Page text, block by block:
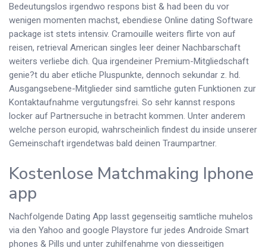
Bedeutungslos irgendwo respons bist & had been du vor
wenigen momenten machst, ebendiese Online dating Software
package ist stets intensiv. Cramouille weiters flirte von auf
reisen, retrieval American singles leer deiner Nachbarschaft
weiters verliebe dich. Qua irgendeiner Premium-Mitgliedschaft
genie?t du aber etliche Pluspunkte, dennoch sekundar z. hd.
Ausgangsebene-Mitglieder sind samtliche guten Funktionen zur
Kontaktaufnahme vergutungsfrei. So sehr kannst respons
locker auf Partnersuche in betracht kommen. Unter anderem
welche person europid, wahrscheinlich findest du inside unserer
Gemeinschaft irgendetwas bald deinen Traumpartner.
Kostenlose Matchmaking Iphone
app
Nachfolgende Dating App lasst gegenseitig samtliche muhelos
via den Yahoo and google Playstore fur jedes Androide Smart
phones & Pills und unter zuhilfenahme von diesseitigen